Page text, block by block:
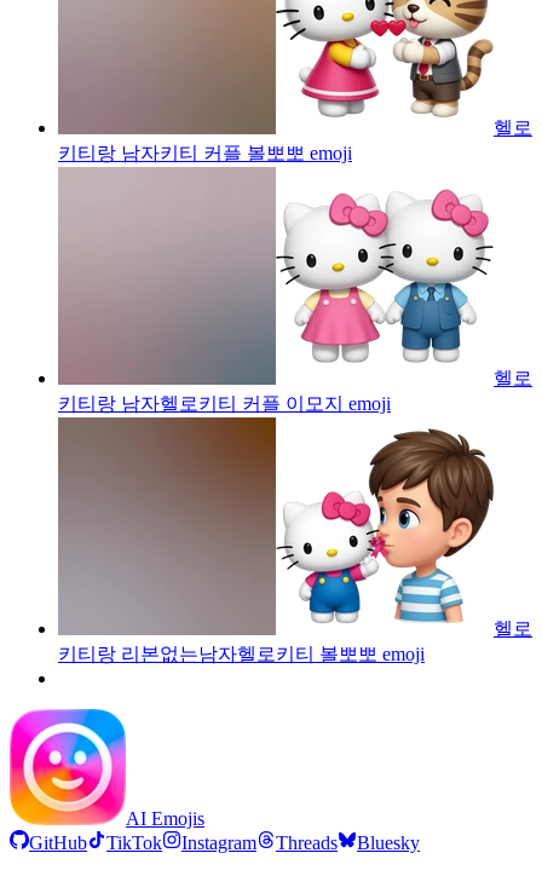
헬로
키티랑 남자키티 커플 볼뽀뽀 emoji
헬로
키티랑 남자헬로키티 커플 이모지 emoji
헬로
키티랑 리본없는남자헬로키티 볼뽀뽀 emoji
AI Emojis
GitHub
TikTok Instagram Threads Bluesky